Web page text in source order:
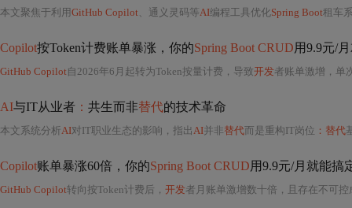
本文聚焦于利用GitHub Copilot、通义灵码等AI编程工具优化Spring Boot租车系
Copilot按Token计费账单暴涨，你的Spring Boot CRUD用9.9元/
GitHub Copilot自2026年6月起转为Token按量计费，导致开发者账单激增，单
AI与IT从业者 ： 共生而非替代的技术革命
本文系统分析AI对IT职业生态的影响，指出AI并非替代而是重构IT岗位 ：替代
Copilot账单暴涨60倍，你的Spring Boot CRUD用9.9元/月就能搞
GitHub Copilot转向按Token计费后， 开发者月账单激增数十倍，且存在不可控成本与代码质量风险。飞算